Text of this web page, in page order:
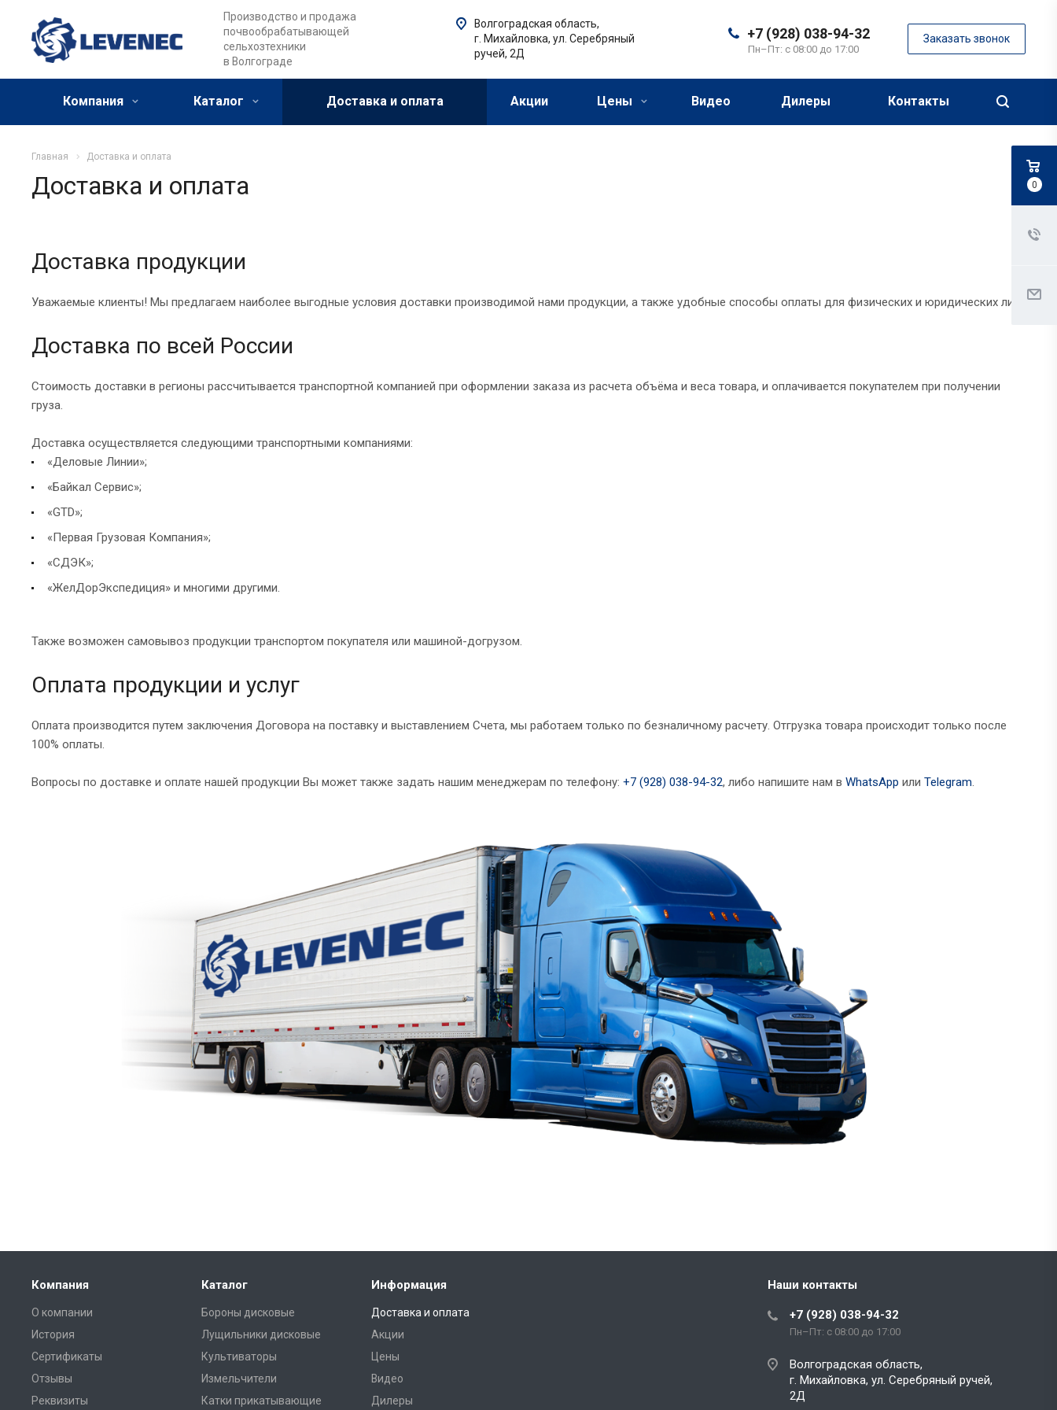
Производство и продажа
почвообрабатывающей
сельхозтехники
в Волгограде
+7 (928) 038-94-32
Пн–Пт: с 08:00 до 17:00
Заказать звонок
Волгоградская область,
г. Михайловка, ул. Серебряный
ручей, 2Д
Компания Каталог Доставка и оплата Акции Цены Видео Дилеры Контакты
Главная Доставка и оплата
Доставка и оплата
Доставка продукции
Уважаемые клиенты! Мы предлагаем наиболее выгодные условия доставки производимой нами продукции, а также удобные способы оплаты для физических и юридических лиц.
Доставка по всей России
Стоимость доставки в регионы рассчитывается транспортной компанией при оформлении заказа из расчета объёма и веса товара, и оплачивается покупателем при получении
груза.
Доставка осуществляется следующими транспортными компаниями:
«Деловые Линии»;
«Байкал Сервис»;
«GTD»;
«Первая Грузовая Компания»;
«СДЭК»;
«ЖелДорЭкспедиция» и многими другими.
Также возможен самовывоз продукции транспортом покупателя или машиной-догрузом.
Оплата продукции и услуг
Оплата производится путем заключения Договора на поставку и выставлением Счета, мы работаем только по безналичному расчету. Отгрузка товара происходит только после
100% оплаты.
Вопросы по доставке и оплате нашей продукции Вы может также задать нашим менеджерам по телефону: +7 (928) 038-94-32, либо напишите нам в WhatsApp или Telegram.
Компания
О компании
История
Сертификаты
Отзывы
Реквизиты
Каталог
Бороны дисковые
Лущильники дисковые
Культиваторы
Измельчители
Катки прикатывающие
Информация
Доставка и оплата
Акции
Цены
Видео
Дилеры
Наши контакты
+7 (928) 038-94-32
Пн–Пт: с 08:00 до 17:00
Волгоградская область,
г. Михайловка, ул. Серебряный ручей,
2Д
0